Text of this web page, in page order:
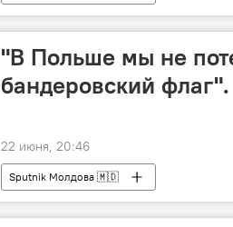
"В Польше мы не
бандеровский флаг".
22 июня, 20:46
Sputnik Молдова 🇲🇩